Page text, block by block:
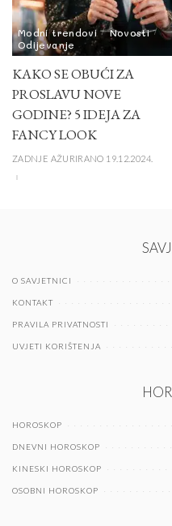
Modni trendovi
Novosti
Odijevanje
KAKO SE OBUĆI ZA
PROSLAVU NOVE
GODINE? 5 IDEJA ZA
FANCY LOOK
ZADNJE AŽURIRANO 19.12.2024.
O SAVJETNICI
KONTAKT
PRAVILA PRIVATNOSTI
UVJETI KORIŠTENJA
HOROSKOP
DNEVNI HOROSKOP
KINESKI HOROSKOP
OSOBNI HOROSKOP